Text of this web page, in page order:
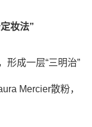
妆法”
形成一层“三明治”
Mercier散粉，